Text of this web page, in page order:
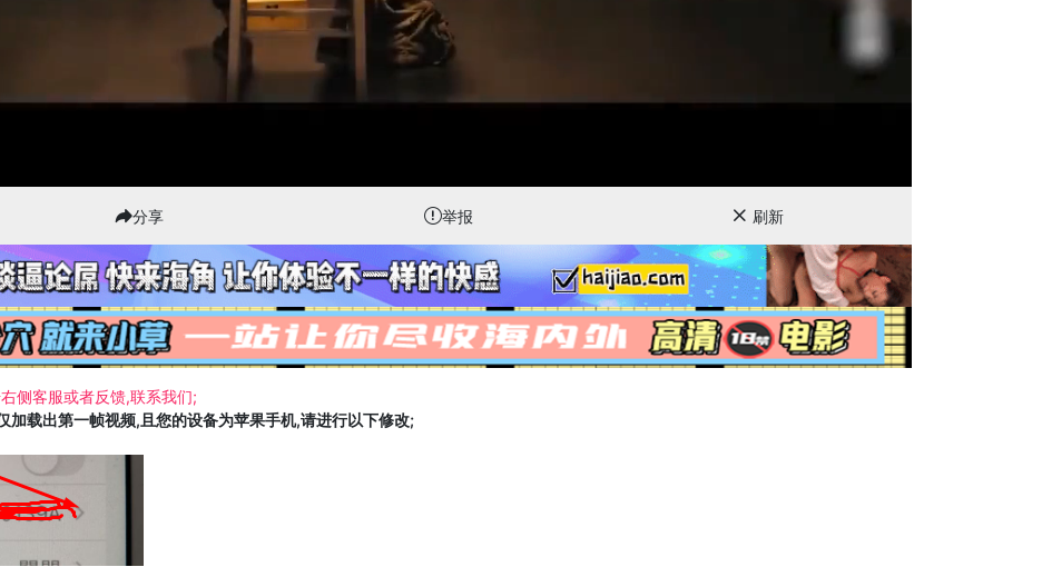
分享 举报 刷新
侧客服或者反馈,联系我们;
加载出第一帧视频,且您的设备为苹果手机,请进行以下修改;